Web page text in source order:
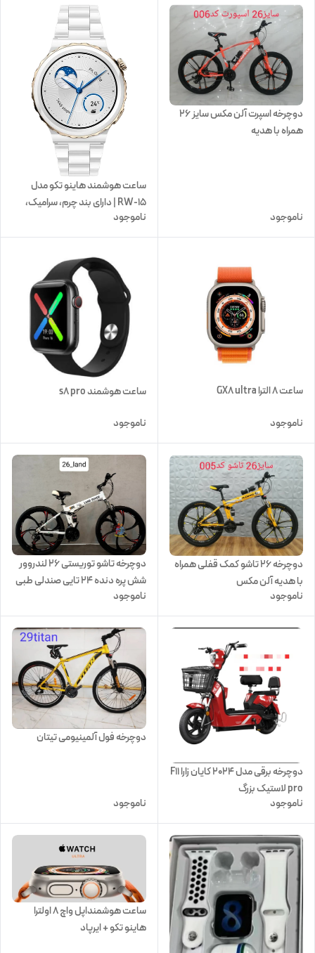
دوچرخه اسپرت آلن مکس سایز ۲۶
همراه با هدیه
ناموجود
ساعت هوشمند هاینو تکو مدل
RW-15 | دارای بند چرم، سرامیک،
سیلیکونی
ناموجود
ساعت ۸ الترا GX8 ultra
ناموجود
ساعت هوشمند s8 pro
ناموجود
دوچرخه ۲۶ تاشو کمک قفلی همراه
با هدیه آلن مکس
ناموجود
دوچرخه تاشو توریستی ۲۶ لندروور
شش پره دنده ۲۴ تایی صندلی طبی
فنری
ناموجود
دوچرخه برقی مدل 2024 کایان زارا F11
pro لاستیک بزرگ
ناموجود
دوچرخه فول آلمینیومی تیتان
ناموجود
ساعت هوشمنداپل واچ ۸ اولترا
هاینو تکو + ایرپاد